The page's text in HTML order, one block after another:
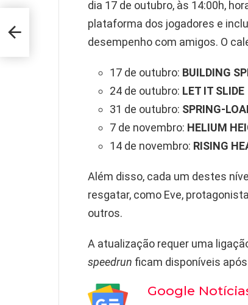
dia 17 de outubro, às 14:00h,
plataforma dos jogadores e
desempenho com amigos. O
17 de outubro: BUILDING
24 de outubro: LET IT SLIDE
31 de outubro: SPRING-
7 de novembro: HELIUM
14 de novembro: RISING
Além disso, cada um destes
resgatar, como Eve,
outros.
A atualização requer uma
speedrun ficam disponíveis
Google